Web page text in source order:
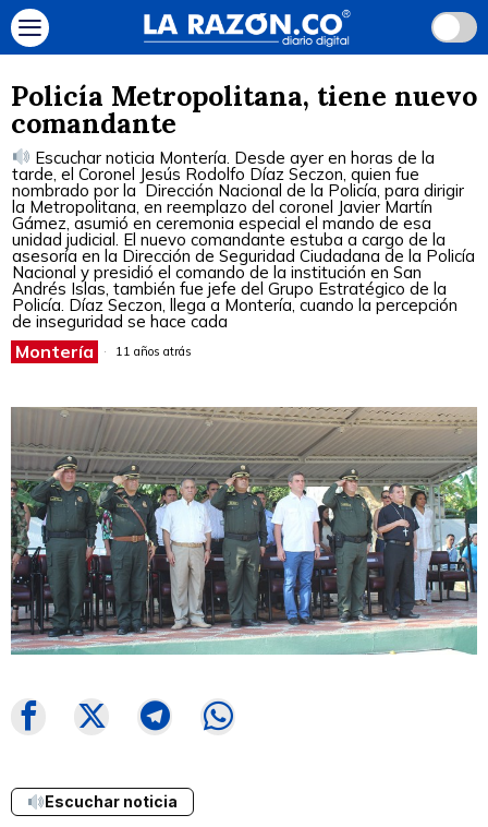
Policía Metropolitana, tiene nuevo
comandante
Escuchar noticia Montería. Desde ayer en horas de la
tarde, el Coronel Jesús Rodolfo Díaz Seczon, quien fue
nombrado por la Dirección Nacional de la Policía, para dirigir
la Metropolitana, en reemplazo del coronel Javier Martín
Gámez, asumió en ceremonia especial el mando de esa
unidad judicial. El nuevo comandante estuba a cargo de la
asesoría en la Dirección de Seguridad Ciudadana de la Policía
Nacional y presidió el comando de la institución en San
Andrés Islas, también fue jefe del Grupo Estratégico de la
Policía. Díaz Seczon, llega a Montería, cuando la percepción
de inseguridad se hace cada
Montería 11 años atrás
Escuchar noticia